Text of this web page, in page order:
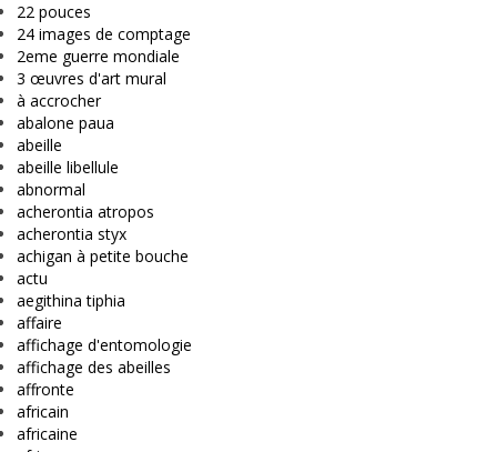
22 pouces
24 images de comptage
2eme guerre mondiale
3 œuvres d'art mural
à accrocher
abalone paua
abeille
abeille libellule
abnormal
acherontia atropos
acherontia styx
achigan à petite bouche
actu
aegithina tiphia
affaire
affichage d'entomologie
affichage des abeilles
affronte
africain
africaine